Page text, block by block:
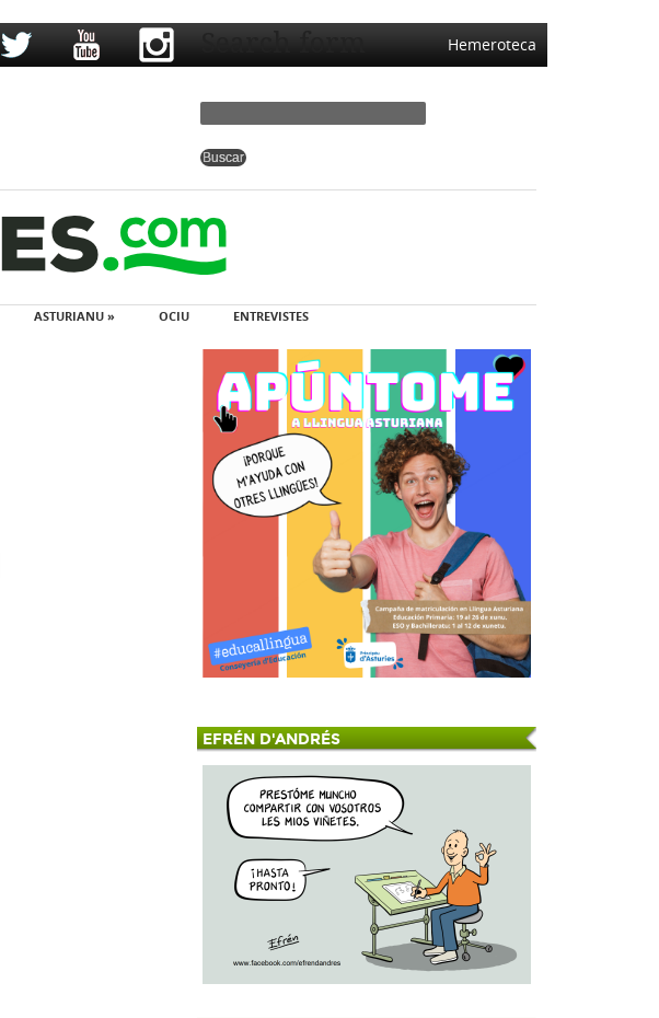
Hemeroteca
Search form
ASTURIANU » OCIU ENTREVISTES
EFRÉN D'ANDRÉS